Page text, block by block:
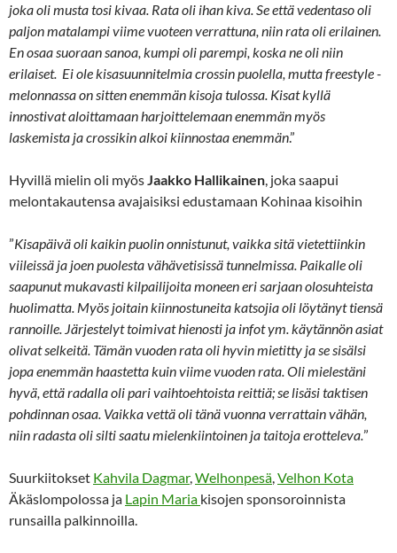
joka oli musta tosi kivaa. Rata oli ihan kiva. Se että vedentaso oli
paljon matalampi viime vuoteen verrattuna, niin rata oli erilainen.
En osaa suoraan sanoa, kumpi oli parempi, koska ne oli niin
erilaiset. Ei ole kisasuunnitelmia crossin puolella, mutta freestyle -
melonnassa on sitten enemmän kisoja tulossa. Kisat kyllä
innostivat aloittamaan harjoittelemaan enemmän myös
laskemista ja crossikin alkoi kiinnostaa enemmän.”
Hyvillä mielin oli myösJaakko Hallikainen, joka saapui
melontakautensa avajaisiksi edustamaan Kohinaa kisoihin
”Kisapäivä oli kaikin puolin onnistunut, vaikka sitä vietettiinkin
viileissä ja joen puolesta vähävetisissä tunnelmissa. Paikalle oli
saapunut mukavasti kilpailijoita moneen eri sarjaan olosuhteista
huolimatta. Myös joitain kiinnostuneita katsojia oli löytänyt tiensä
rannoille. Järjestelyt toimivat hienosti ja infot ym. käytännön asiat
olivat selkeitä. Tämän vuoden rata oli hyvin mietitty ja se sisälsi
jopa enemmän haastetta kuin viime vuoden rata. Oli mielestäni
hyvä, että radalla oli pari vaihtoehtoista reittiä; se lisäsi taktisen
pohdinnan osaa. Vaikka vettä oli tänä vuonna verrattain vähän,
niin radasta oli silti saatu mielenkiintoinen ja taitoja erotteleva.”
Suurkiitokset Kahvila Dagmar,Welhonpesä,Velhon Kota
Äkäslompolossa ja Lapin Maria kisojen sponsoroinnista
runsailla palkinnoilla.